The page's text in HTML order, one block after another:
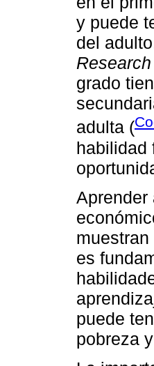
y puede
del
Research
grado
adulta (
habilidad
Aprender
es
puede
pobreza